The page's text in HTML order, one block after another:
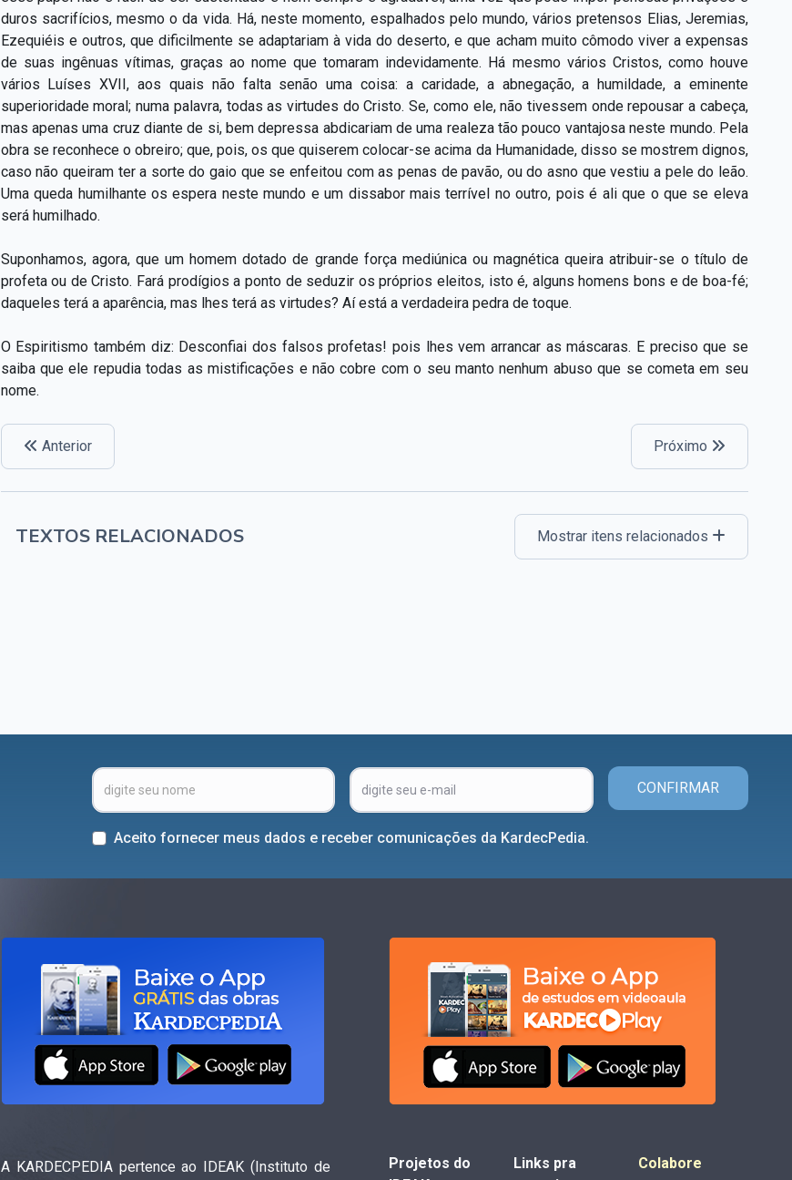
duros sacrifícios, mesmo o da vida. Há, neste momento, espalhados pelo mundo, vários pretensos Elias, Jeremias,
Ezequiéis e outros, que dificilmente se adaptariam à vida do deserto, e que acham muito cômodo viver a expensas
de suas ingênuas vítimas, graças ao nome que tomaram indevidamente. Há mesmo vários Cristos, como houve
vários Luíses XVII, aos quais não falta senão uma coisa: a caridade, a abnegação, a humildade, a eminente
superioridade moral; numa palavra, todas as virtudes do Cristo. Se, como ele, não tivessem onde repousar a cabeça,
mas apenas uma cruz diante de si, bem depressa abdicariam de uma realeza tão pouco vantajosa neste mundo. Pela
obra se reconhece o obreiro; que, pois, os que quiserem colocar-se acima da Humanidade, disso se mostrem dignos,
caso não queiram ter a sorte do gaio que se enfeitou com as penas de pavão, ou do asno que vestiu a pele do leão.
Uma queda humilhante os espera neste mundo e um dissabor mais terrível no outro, pois é ali que o que se eleva
será humilhado.
Suponhamos, agora, que um homem dotado de grande força mediúnica ou magnética queira atribuir-se o título de
profeta ou de Cristo. Fará prodígios a ponto de seduzir os próprios eleitos, isto é, alguns homens bons e de boa-fé;
daqueles terá a aparência, mas lhes terá as virtudes? Aí está a verdadeira pedra de toque.
O Espiritismo também diz: Desconfiai dos falsos profetas! pois lhes vem arrancar as máscaras. E preciso que se
saiba que ele repudia todas as mistificações e não cobre com o seu manto nenhum abuso que se cometa em seu
nome.
Anterior Próximo
TEXTOS RELACIONADOS Mostrar itens relacionados
CONFIRMAR
Aceito fornecer meus dados e receber comunicações da KardecPedia.
A KARDECPEDIA pertence ao IDEAK (Instituto de
Projetos do
Links pra
Colabore